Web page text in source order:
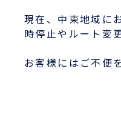
事例
現在、中東地域に
時停止やルート変
お客様にはご不便